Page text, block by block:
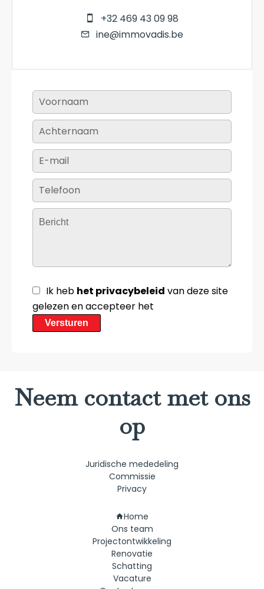
+32 469 43 09 98
ine@immovadis.be
Ik heb het privacybeleid van deze site
gelezen en accepteer het
Versturen
Neem contact met ons
op
Juridische mededeling
Commissie
Privacy
Home
Ons team
Projectontwikkeling
Renovatie
Schatting
Vacature